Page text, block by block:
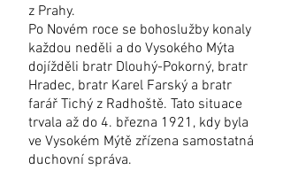
z Prahy.
Po Novém roce se bohoslužby konaly
každou neděli a do Vysokého Mýta
dojížděli bratr Dlouhý-Pokorný, bratr
Hradec, bratr Karel Farský a bratr
farář Tichý z Radhoště. Tato situace
trvala až do 4. března 1921, kdy byla
ve Vysokém Mýtě zřízena samostatná
duchovní správa.